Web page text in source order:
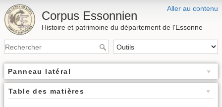
Aller au contenu
Corpus Essonnien
Histoire et patrimoine du département de l'Essonne
Panneau latéral
Table des matières